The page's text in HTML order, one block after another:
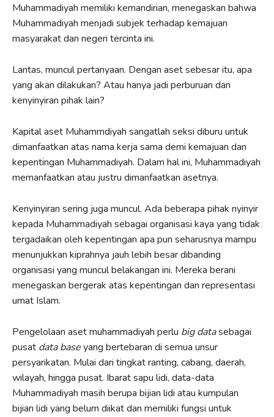
Muhammadiyah memiliki kemandirian, menegaskan bahwa
Muhammadiyah menjadi subjek terhadap kemajuan
masyarakat dan negeri tercinta ini.
Lantas, muncul pertanyaan. Dengan aset sebesar itu, apa
yang akan dilakukan? Atau hanya jadi perburuan dan
kenyinyiran pihak lain?
Kapital aset Muhammdiyah sangatlah seksi diburu untuk
dimanfaatkan atas nama kerja sama demi kemajuan dan
kepentingan Muhammadiyah. Dalam hal ini, Muhammadiyah
memanfaatkan atau justru dimanfaatkan asetnya.
Kenyinyiran sering juga muncul. Ada beberapa pihak nyinyir
kepada Muhammadiyah sebagai organisasi kaya yang tidak
tergadaikan oleh kepentingan apa pun seharusnya mampu
menunjukkan kiprahnya jauh lebih besar dibanding
organisasi yang muncul belakangan ini. Mereka berani
menegaskan bergerak atas kepentingan dan representasi
umat Islam.
Pengelolaan aset muhammadiyah perlu big datasebagai
pusat data baseyang bertebaran di semua unsur
persyarikatan. Mulai dari tingkat ranting, cabang, daerah,
wilayah, hingga pusat. Ibarat sapu lidi, data-data
Muhammadiyah masih berupa bijian lidi atau kumpulan
bijian lidi yang belum diikat dan memiliki fungsi untuk